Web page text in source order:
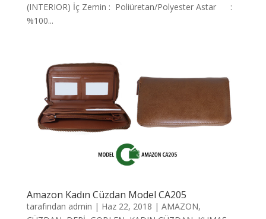
(INTERIOR) İç Zemin : Poliüretan/Polyester Astar :
%100...
Amazon Kadın Cüzdan Model CA205
tarafından admin | Haz 22, 2018 | AMAZON,